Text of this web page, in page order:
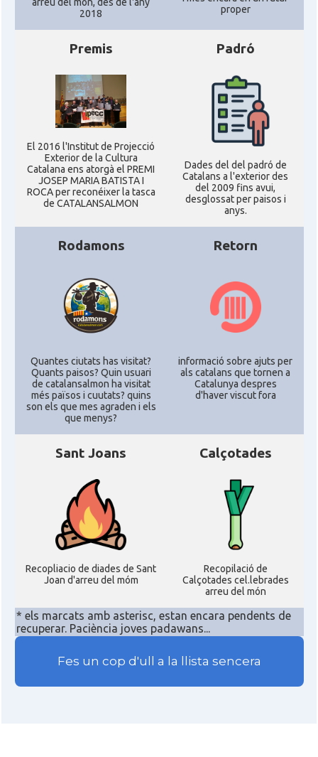
2018
proper
Premis
El 2016 l'Institut de Projecció
Exterior de la Cultura
Catalana ens atorgà el PREMI
JOSEP MARIA BATISTA I
ROCA per reconéixer la tasca
de CATALANSALMON
Padró
Dades del del padró de
Catalans a l'exterior des
del 2009 fins avui,
desglossat per paisos i
anys.
Rodamons
Quantes ciutats has visitat?
Quants paisos? Quin usuari
de catalansalmon ha visitat
més països i cuutats? quins
son els que mes agraden i els
que menys?
Retorn
informació sobre ajuts per
als catalans que tornen a
Catalunya despres
d'haver viscut fora
Sant Joans
Recopliacio de diades de Sant
Joan d'arreu del móm
Calçotades
Recopilació de
Calçotades cel.lebrades
arreu del món
* els marcats amb asterisc, estan encara pendents de
recuperar. Paciència joves padawans...
Fes un cop d'ull a la llista sencera